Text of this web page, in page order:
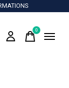
0items